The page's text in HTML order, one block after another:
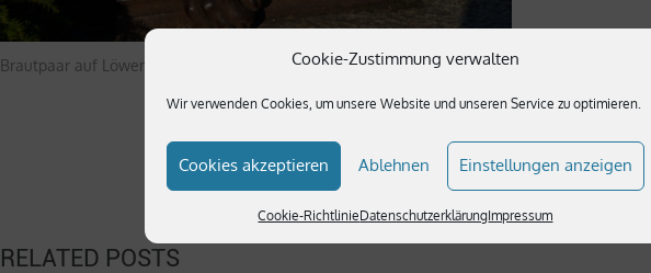
Cookie-Zustimmung verwalten
Wir verwenden Cookies, um unsere Website und unseren Service zu optimieren.
Cookies akzeptieren Ablehnen Einstellungen anzeigen
Cookie-RichtlinieDatenschutzerklärungImpressum
Brautpaar auf Löwen vor dem Holstentor
RELATED POSTS